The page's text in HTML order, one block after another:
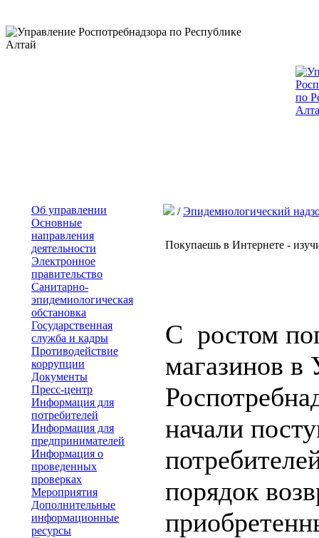
Об управлении
Основные
направления
деятельности
Электронное
правительство
Санитарно-
эпидемиологическая
обстановка
Государственная
служба и кадры
Противодействие
коррупции
Документы
Пресс-центр
Информация для
потребителей
Информация для
предпринимателей
Информация о
проведенных
проверках
Мероприятия
Дополнительные
информационные
ресурсы
/Эпидемиологический
Покупаешь в Интернете -
С ростом
магазинов в
начали
порядок